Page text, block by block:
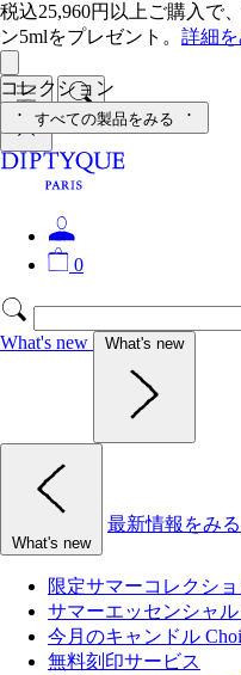
税込25,960円以上ご購入で
ン5mlをプレゼント。 詳細を
0
What's new What's new
What's new
最新情報をみる
限定サマーコレクシ
サマーエッセンシャ
今月のキャンドル
無料刻印サービス
コレクション
すべての製品をみる